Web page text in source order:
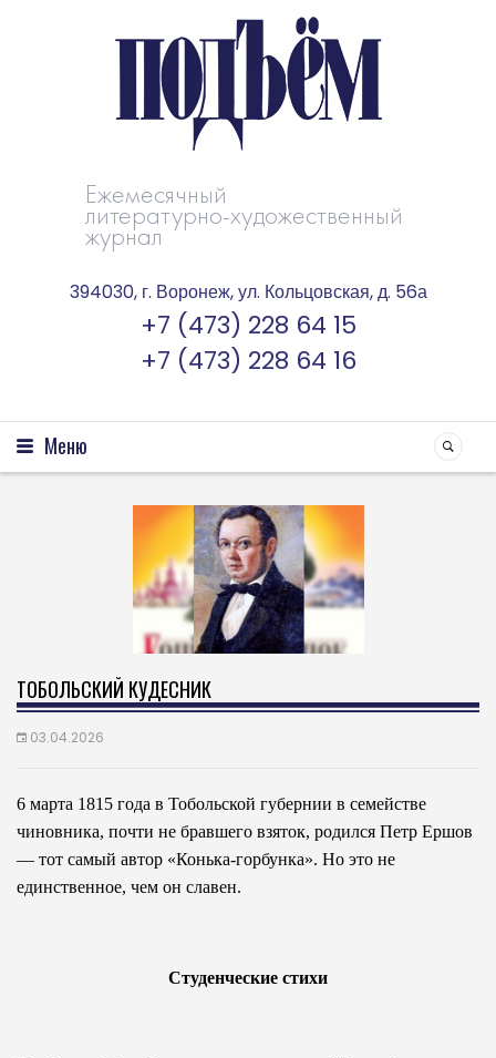
Ежемесячный
литературно-художественный
журнал
394030, г. Воронеж, ул. Кольцовская, д. 56а
+7 (473) 228 64 15
+7 (473) 228 64 16
Меню
ТОБОЛЬСКИЙ КУДЕСНИК
03.04.2026
6 марта 1815 года в Тобольской губернии в семействе
чиновника, почти не бравшего взяток, родился Петр Ершов
— тот самый автор «Конька-горбунка». Но это не
единственное, чем он славен.
Студенческие стихи